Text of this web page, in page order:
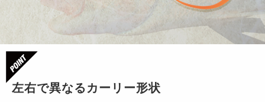
左右で異なるカーリー形状